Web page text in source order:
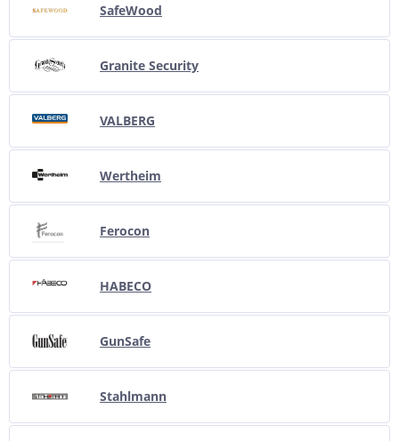
SafeWood
Granite Security
VALBERG
Wertheim
Ferocon
HABECO
GunSafe
Stahlmann